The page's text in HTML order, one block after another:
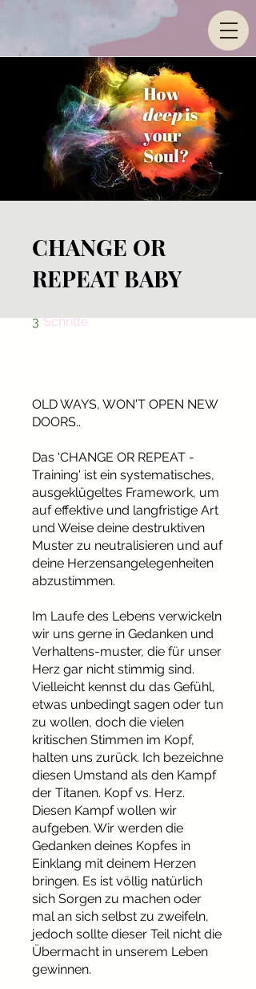
CHANGE OR
REPEAT BABY
3 Schritte3 Schritte
OLD WAYS, WON'T OPEN NEW
DOORS..
Das 'CHANGE OR REPEAT -
Training' ist ein systematisches,
ausgeklügeltes Framework, um
auf effektive und langfristige Art
und Weise deine destruktiven
Muster zu neutralisieren und auf
deine Herzensangelegenheiten
abzustimmen.
Im Laufe des Lebens verwickeln
wir uns gerne in Gedanken und
Verhaltens-muster, die für unser
Herz gar nicht stimmig sind.
Vielleicht kennst du das Gefühl,
etwas unbedingt sagen oder tun
zu wollen, doch die vielen
kritischen Stimmen im Kopf,
halten uns zurück. Ich bezeichne
diesen Umstand als den Kampf
der Titanen. Kopf vs. Herz.
Diesen Kampf wollen wir
aufgeben. Wir werden die
Gedanken deines Kopfes in
Einklang mit deinem Herzen
bringen. Es ist völlig natürlich
sich Sorgen zu machen oder
mal an sich selbst zu zweifeln,
jedoch sollte dieser Teil nicht die
Übermacht in unserem Leben
gewinnen.